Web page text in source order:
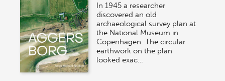
In 1945 a researcher
discovered an old
archaeological survey plan at
the National Museum in
Copenhagen. The circular
earthwork on the plan
looked exac…